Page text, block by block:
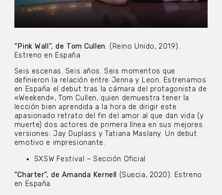
“Pink Wall”, de Tom Cullen. (Reino Unido, 2019).
Estreno en España
Seis escenas. Seis años. Seis momentos que
definieron la relación entre Jenna y Leon. Estrenamos
en España el debut tras la cámara del protagonista de
«Weekend», Tom Cullen, quien demuestra tener la
lección bien aprendida a la hora de dirigir este
apasionado retrato del fin del amor al que dan vida (y
muerte) dos actores de primera línea en sus mejores
versiones: Jay Duplass y Tatiana Maslany. Un debut
emotivo e impresionante.
SXSW Festival – Sección Oficial
“Charter”, de Amanda Kernell
(Suecia, 2020). Estreno
en España